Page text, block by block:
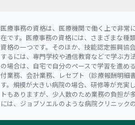
医療事務の資格は、医療機関で働く上で非常
在です。医療事務の資格には、さまざまな種
資格の一つです。そのほか、技能認定振興協
するには、専門学校や通信教育などで学ぶ方
の場合は、自宅で自分のペースで学習を進め
付業務、会計業務、レセプト（診療報酬明細
す。規模が大きい病院の場合、研修等が充実
トもありますが、少人数のため業務の負担
には、ジョブソエルのような病院クリニック